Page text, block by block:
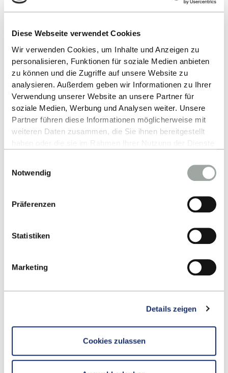
Diese Webseite verwendet Cookies
Wir verwenden Cookies, um Inhalte und Anzeigen zu
personalisieren, Funktionen für soziale Medien anbieten
zu können und die Zugriffe auf unsere Website zu
analysieren. Außerdem geben wir Informationen zu Ihrer
Verwendung unserer Website an unsere Partner für
soziale Medien, Werbung und Analysen weiter. Unsere
Partner führen diese Informationen möglicherweise mit
weiteren Daten zusammen, die Sie ihnen bereitgestellt
Alles zum Thema Cookies und personenbezogene
Datenverarbeitung entnehmen Sie unserer
Notwendig
Präferenzen
Statistiken
Marketing
Details zeigen
Cookies zulassen
Nach oben
Kontakt
Studium